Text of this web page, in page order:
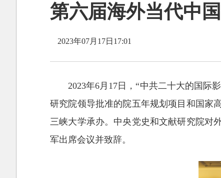
第六届海外当代中
2023年07月17日17:01
2023年6月17日，“中共二十大的国际
研究院领导批准的院五年规划项目和国家
三峡大学承办。中央党史和文献研究院对
军出席会议并致辞。